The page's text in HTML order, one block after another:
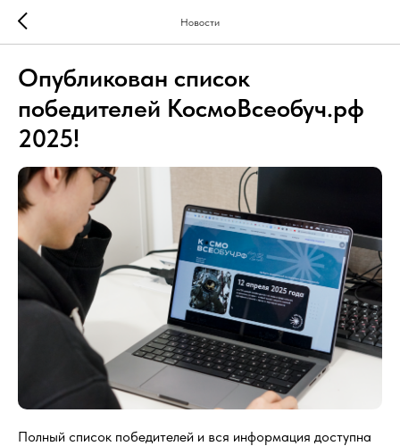
Новости
Опубликован список
победителей КосмоВсеобуч.рф
2025!
Полный список победителей и вся информация доступна